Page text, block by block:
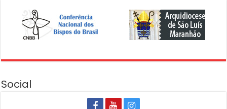
Social